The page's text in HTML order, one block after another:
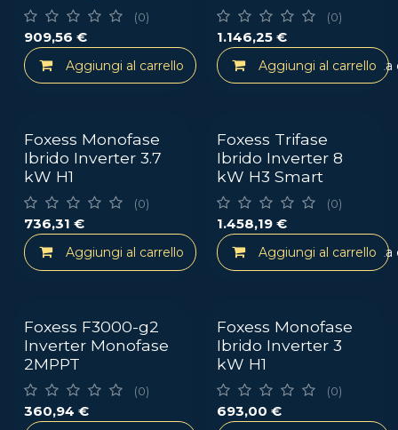
(0)
909,56 €
Aggiungi al carrello Aggiungi alla lista
(0)
1.146,25€
Aggiungi al carrello
Foxess Monofase
Ibrido Inverter 3.7
kW H1
(0)
736,31 €
Aggiungi al carrello Aggiungi alla lista
Foxess Trifase
Ibrido Inverter 8
kW H3 Smart
(0)
1.458,19€
Aggiungi al carrello
Foxess F3000-g2
Inverter Monofase
2MPPT
(0)
360,94 €
Foxess Monofase
Ibrido Inverter 3
kW H1
(0)
693,00 €